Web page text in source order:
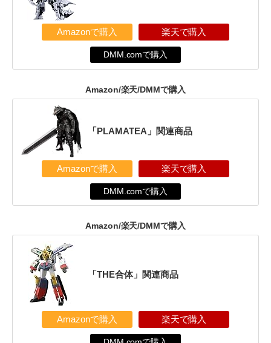
Amazonで購入 楽天で購入
DMM.comで購入
Amazon/楽天/DMMで購入
「PLAMATEA」関連商品
Amazonで購入 楽天で購入
DMM.comで購入
Amazon/楽天/DMMで購入
「THE合体」関連商品
Amazonで購入 楽天で購入